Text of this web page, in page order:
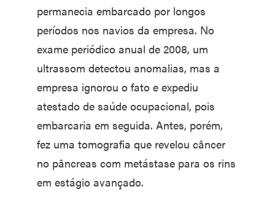
permanecia embarcado por longos
períodos nos navios da empresa. No
exame periódico anual de 2008, um
ultrassom detectou anomalias, mas a
empresa ignorou o fato e expediu
atestado de saúde ocupacional, pois
embarcaria em seguida. Antes, porém,
fez uma tomografia que revelou câncer
no pâncreas com metástase para os rins
em estágio avançado.